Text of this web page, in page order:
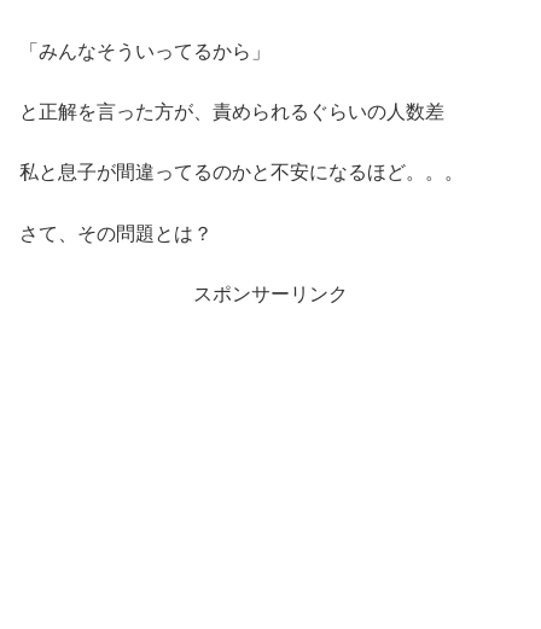
「みんなそういってるから」
と正解を言った方が、責められるぐらいの人数差
私と息子が間違ってるのかと不安になるほど。。。
さて、その問題とは？
スポンサーリンク